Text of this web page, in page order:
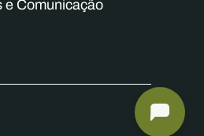
e Comunicação